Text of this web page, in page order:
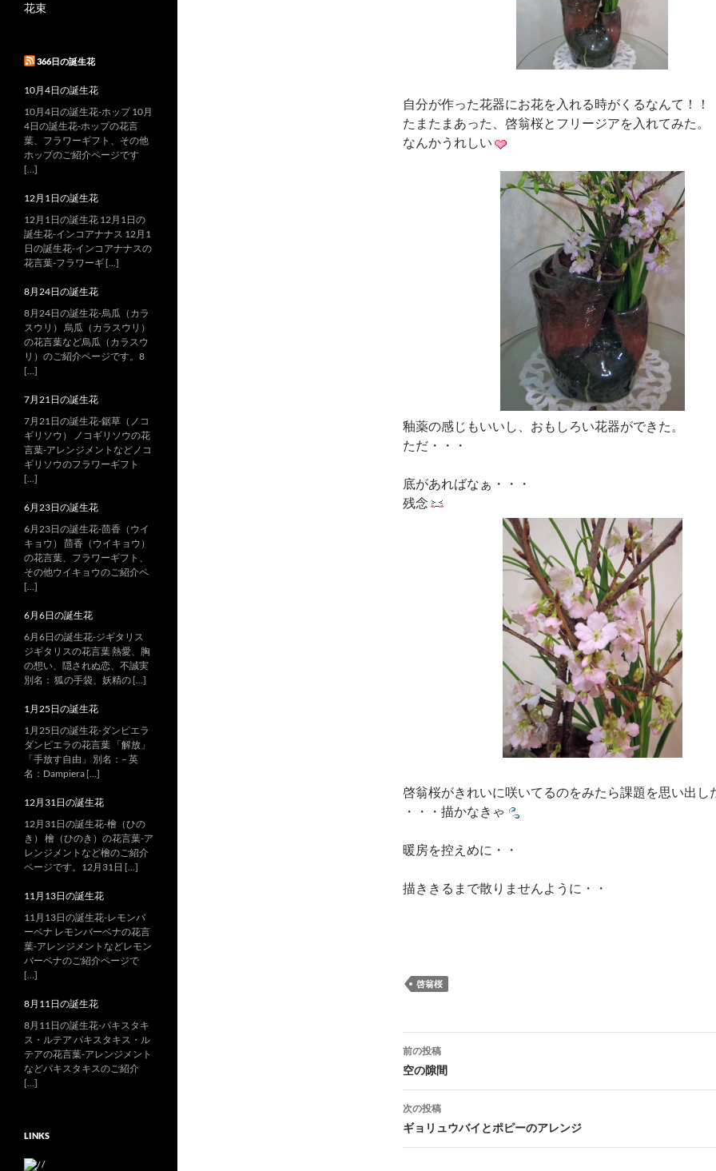
自分が作った花器にお花を入れる時がくるなんて！！
たまたまあった、啓翁桜とフリージアを入れてみた。
なんかうれしい
釉薬の感じもいいし、おもしろい花器ができた。
ただ・・・
底があればなぁ・・・
残念
啓翁桜がきれいに咲いてるのをみたら課題を思い出し
・・・描かなきゃ
暖房を控えめに・・
描ききるまで散りませんように・・
啓翁桜
投
稿
ナ
ビ
ゲ
前の投稿
空の隙間
次の投稿
ギョリュウバイとポピーのアレンジ
花束
366日の誕生花
10月4日の誕生花
10月4日の誕生花-ホップ 10月
4日の誕生花-ホップの花言
葉、フラワーギフト、その他
ホップのご紹介ページです
[…]
12月1日の誕生花
12月1日の誕生花 12月1日の
誕生花-インコアナナス 12月1
日の誕生花-インコアナナスの
花言葉-フラワーギ […]
8月24日の誕生花
8月24日の誕生花-烏瓜（カラ
スウリ） 烏瓜（カラスウリ）
の花言葉など烏瓜（カラスウ
リ）のご紹介ページです。8
[…]
7月21日の誕生花
7月21日の誕生花-鋸草（ノコ
ギリソウ） ノコギリソウの花
言葉-アレンジメントなどノコ
ギリソウのフラワーギフト
[…]
6月23日の誕生花
6月23日の誕生花-茴香（ウイ
キョウ） 茴香（ウイキョウ）
の花言葉、フラワーギフト、
その他ウイキョウのご紹介ペ
[…]
6月6日の誕生花
6月6日の誕生花-ジギタリス
ジギタリスの花言葉 熱愛、胸
の想い、隠されぬ恋、不誠実
別名： 狐の手袋、妖精の […]
1月25日の誕生花
1月25日の誕生花-ダンピエラ
ダンピエラの花言葉 「解放」
「手放す自由」 別名：– 英
名：Dampiera […]
12月31日の誕生花
12月31日の誕生花-檜（ひの
き） 檜（ひのき）の花言葉-ア
レンジメントなど檜のご紹介
ページです。12月31日 […]
11月13日の誕生花
11月13日の誕生花-レモンバ
ーベナ レモンバーベナの花言
葉-アレンジメントなどレモン
バーベナのご紹介ページで
[…]
8月11日の誕生花
8月11日の誕生花-パキスタキ
ス・ルテア パキスタキス・ル
テアの花言葉-アレンジメント
などパキスタキスのご紹介
[…]
LINKS
/